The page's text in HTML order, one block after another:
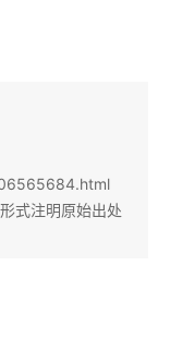
式注明原始出处